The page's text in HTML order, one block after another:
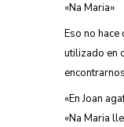
«Na Maria»
Eso no
utilizado en
«En Joan
«Na Maria